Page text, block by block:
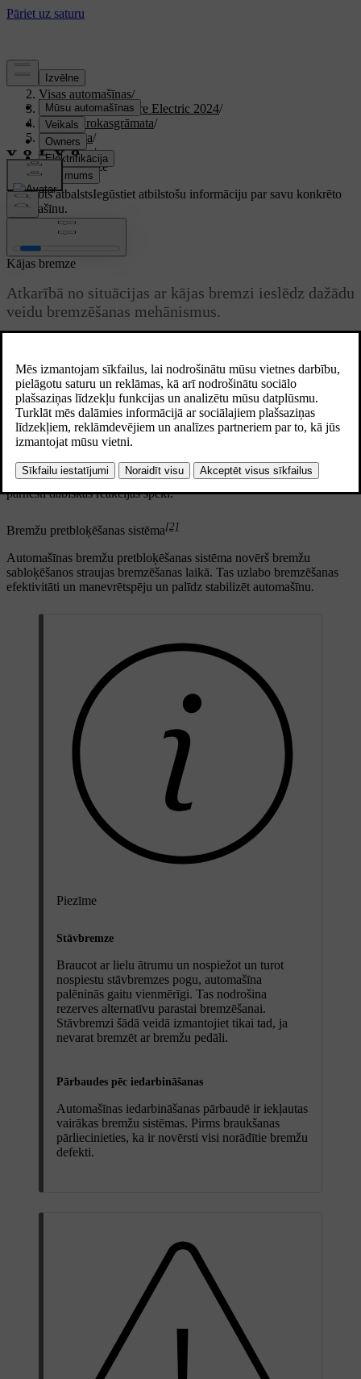
Atbalsts
Visas automašīnas/
XC40 Recharge Pure Electric 2024/
Lietotāja rokasgrāmata/
Braukšana/
Bremzes/
Kājas bremze
Pielāgots atbalstsIegūstiet atbilstošu informāciju par savu konkrēto
automašīnu.
Pierakstīties
Kājas bremze
Atkarībā no situācijas ar kājas bremzi ieslēdz dažādu
veidu bremzēšanas mehānismus.
nu reģeneratīvo bremzēšanu, vai berzes bremzes. Nospiežot bremžu
pedāli viegli, tiek aktivizēta reģeneratīvā bremzēšana, bet, bremzējot
spēcīgāk, tiek ieslēgtas berzes bremzes.
Elektroniski kontrolēta bremzēšana [1]
Kājas bremzi kontrolē elektroniski. Tā kā bremzēšanas spēks tiek
pārvadīts elektroniski, nevis fiziski, no bremzēm uz pedāli netiek
pārnesti dabiskās reakcijas spēki.
Bremžu pretbloķēšanas sistēma[2]
Automašīnas bremžu pretbloķēšanas sistēma novērš bremžu
sabloķēšanos straujas bremzēšanas laikā. Tas uzlabo bremzēšanas
efektivitāti un manevrētspēju un palīdz stabilizēt automašīnu.
Piezīme
Stāvbremze
Braucot ar lielu ātrumu un nospiežot un turot
nospiestu stāvbremzes pogu, automašīna
palēninās gaitu vienmērīgi. Tas nodrošina
rezerves alternatīvu parastai bremzēšanai.
Stāvbremzi šādā veidā izmantojiet tikai tad, ja
nevarat bremzēt ar bremžu pedāli.
Pārbaudes pēc iedarbināšanas
Automašīnas iedarbināšanas pārbaudē ir iekļautas
vairākas bremžu sistēmas. Pirms braukšanas
pārliecinieties, ka ir novērsti visi norādītie bremžu
defekti.